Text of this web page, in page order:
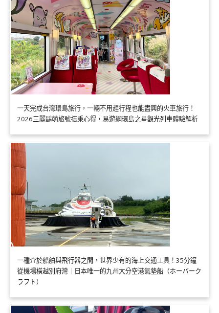
一天完成台灣環島旅行，一輛不用趕行程也能盡興的火車旅行！
2026三麗鷗萌旅號搭乘心得，易遊網環島之星觀光列車體驗解析
一種介於船舶與飛行器之間，世界少有的海上交通工具！35分鐘
從機場橫越別府灣｜日本唯一的九州大分空港氣墊船（ホーバーク
ラフト）